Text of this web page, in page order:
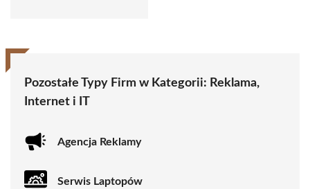
Pozostałe Typy Firm w Kategorii: Reklama,
Internet i IT
Agencja Reklamy
Serwis Laptopów